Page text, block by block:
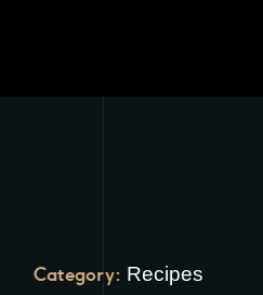
Category: Recipes